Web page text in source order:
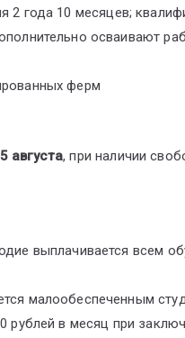
2 года 10 месяцев;
осваивают
ферм
августа, при наличии
выплачивается всем
малообеспеченным
рублей в месяц при